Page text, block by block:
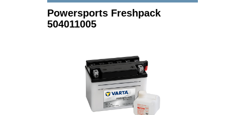
Powersports Freshpack
504011005